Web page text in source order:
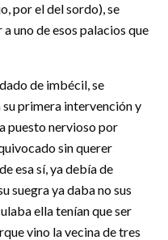
por el del sordo), se
uno de esos palacios que
de imbécil, se
primera intervención y
puesto nervioso por
sin querer
esa sí, ya debía de
suegra ya daba no sus
ella tenían que ser
vino la vecina de tres